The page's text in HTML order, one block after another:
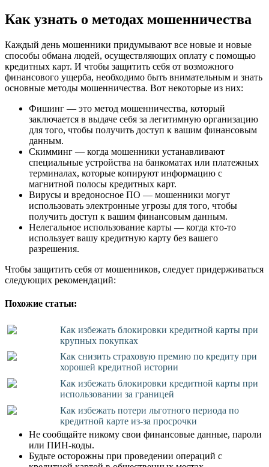
Как узнать о методах мошенничества
Каждый день мошенники придумывают все новые и новые
способы обмана людей, осуществляющих оплату с помощью
кредитных карт. И чтобы защитить себя от возможного
финансового ущерба, необходимо быть внимательным и знать
основные методы мошенничества. Вот некоторые из них:
Фишинг — это метод мошенничества, который
заключается в выдаче себя за легитимную организацию
для того, чтобы получить доступ к вашим финансовым
данным.
Скимминг — когда мошенники устанавливают
специальные устройства на банкоматах или платежных
терминалах, которые копируют информацию с
магнитной полосы кредитных карт.
Вирусы и вредоносное ПО — мошенники могут
использовать электронные угрозы для того, чтобы
получить доступ к вашим финансовым данным.
Нелегальное использование карты — когда кто-то
использует вашу кредитную карту без вашего
разрешения.
Чтобы защитить себя от мошенников, следует придерживаться
следующих рекомендаций:
Похожие статьи:
Как избежать блокировки кредитной карты при
крупных покупках
Как снизить страховую премию по кредиту при
хорошей кредитной истории
Как избежать блокировки кредитной карты при
использовании за границей
Как избежать потери льготного периода по
кредитной карте из-за просрочки
Не сообщайте никому свои финансовые данные, пароли
или ПИН-коды.
Будьте осторожны при проведении операций с